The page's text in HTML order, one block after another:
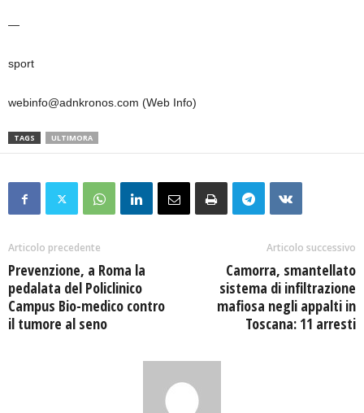
—
sport
webinfo@adnkronos.com (Web Info)
TAGS ULTIMORA
Articolo precedente
Prevenzione, a Roma la
pedalata del Policlinico
Campus Bio-medico contro
il tumore al seno
Articolo successivo
Camorra, smantellato
sistema di infiltrazione
mafiosa negli appalti in
Toscana: 11 arresti